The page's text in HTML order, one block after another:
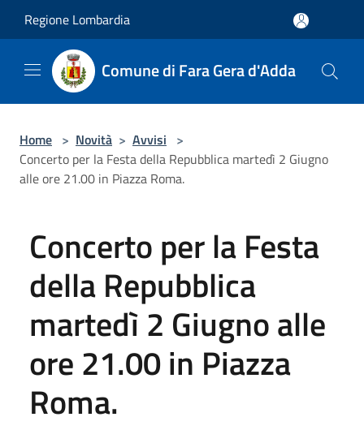
Regione Lombardia
Comune di Fara Gera d'Adda
Home > Novità > Avvisi >
Concerto per la Festa della Repubblica martedì 2 Giugno
alle ore 21.00 in Piazza Roma.
Concerto per la Festa
della Repubblica
martedì 2 Giugno alle
ore 21.00 in Piazza
Roma.